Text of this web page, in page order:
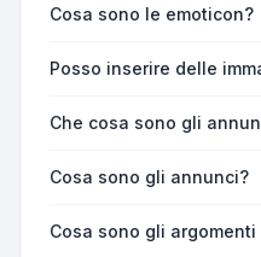
Cosa sono le emoticon?
Posso inserire delle
Che cosa sono gli
Cosa sono gli annunci?
Cosa sono gli